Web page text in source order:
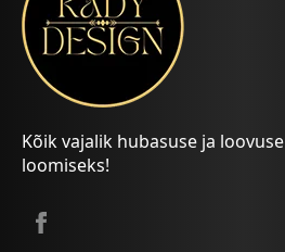
Kõik vajalik hubasuse ja loovuse
loomiseks!